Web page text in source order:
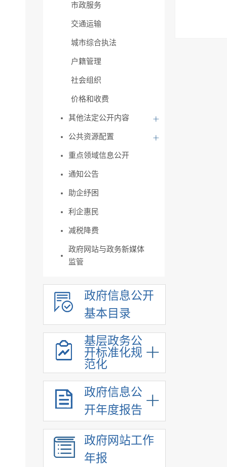
市政服务
交通运输
城市综合执法
户籍管理
社会组织
价格和收费
其他法定公开内容
公共资源配置
重点领域信息公开
通知公告
助企纾困
利企惠民
减税降费
政府网站与政务新媒体
监管
政府信息公开
基本目录
基层政务公
开标准化规
范化
政府信息公
开年度报告
政府网站工作
年报